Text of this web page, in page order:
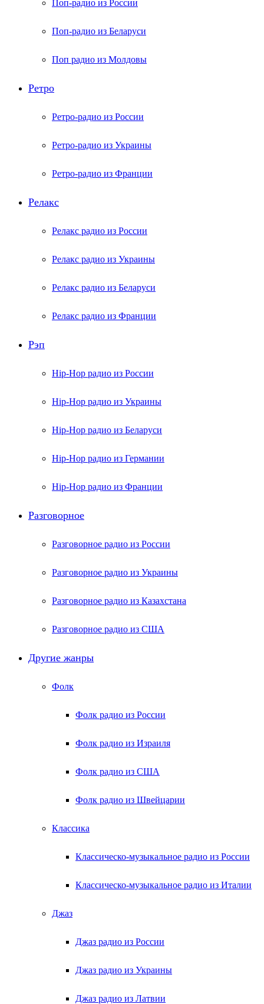
Поп-радио из России
Поп-радио из Беларуси
Поп радио из Молдовы
Ретро
Ретро-радио из России
Ретро-радио из Украины
Ретро-радио из Франции
Релакс
Релакс радио из России
Релакс радио из Украины
Релакс радио из Беларуси
Релакс радио из Франции
Рэп
Hip-Hop радио из России
Hip-Hop радио из Украины
Hip-Hop радио из Беларуси
Hip-Hop радио из Германии
Hip-Hop радио из Франции
Разговорное
Разговорное радио из России
Разговорное радио из Украины
Разговорное радио из Казахстана
Разговорное радио из США
Другие жанры
Фолк
Фолк радио из России
Фолк радио из Израиля
Фолк радио из США
Фолк радио из Швейцарии
Классика
Классическо-музыкальное радио из России
Классическо-музыкальное радио из Италии
Джаз
Джаз радио из России
Джаз радио из Украины
Джаз радио из Латвии